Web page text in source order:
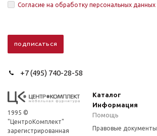
Согласие на обработку персональных данных
+7 (495) 740-28-58
1995 ©
"ЦентроКомплект"
зарегистрированная
Каталог
Информация
Помощь
Правовые документы